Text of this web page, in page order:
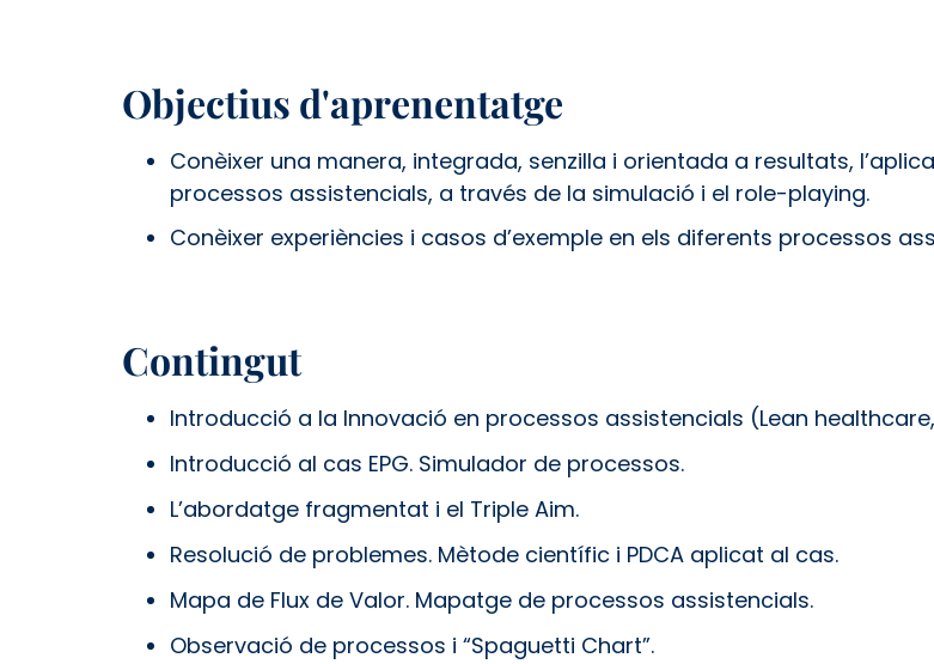
Objectius d'aprenentatge
Conèixer una manera, integrada, senzilla i orientada a resultats,
processos assistencials, a través de la simulació i el role-playing.
Conèixer experiències i casos d’exemple en els diferents processos
Contingut
Introducció a la Innovació en processos assistencials (Lean
Introducció al cas EPG. Simulador de processos.
L’abordatge fragmentat i el Triple Aim.
Resolució de problemes. Mètode científic i PDCA aplicat al cas.
Mapa de Flux de Valor. Mapatge de processos assistencials.
Observació de processos i “Spaguetti Chart”.